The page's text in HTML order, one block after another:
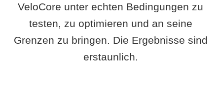
VeloCore unter echten Bedingungen zu
testen, zu optimieren und an seine
Grenzen zu bringen. Die Ergebnisse sind
erstaunlich.